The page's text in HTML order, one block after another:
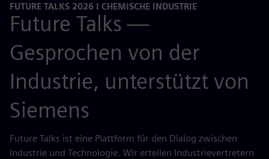
FUTURE TALKS 2026 I CHEMISCHE INDUSTRIE
Future Talks —
Gesprochen von der
Industrie, unterstützt von
Siemens
Future Talks ist eine Plattform für den Dialog zwischen
Industrie und Technologie. Wir erteilen Industrievertretern